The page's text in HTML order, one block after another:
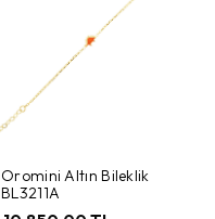
Oromini Altın Bileklik
BL3211A